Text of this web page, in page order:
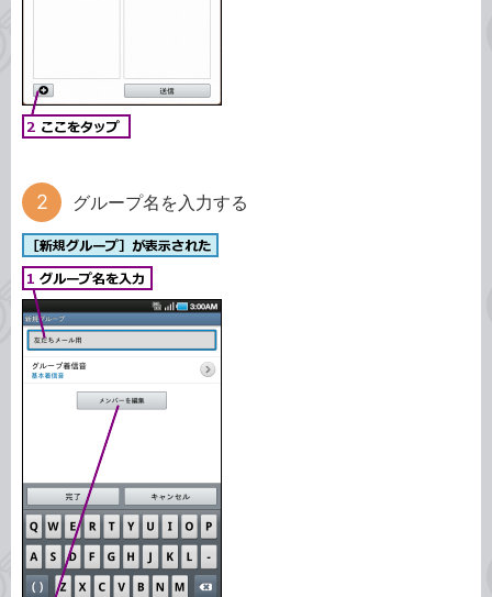
グループ名を入力する